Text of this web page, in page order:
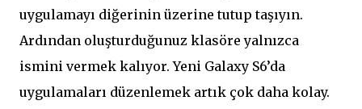
uygulamayı diğerinin üzerine tutup taşıyın.
Ardından oluşturduğunuz klasöre yalnızca
ismini vermek kalıyor. Yeni Galaxy S6’da
uygulamaları düzenlemek artık çok daha kolay.